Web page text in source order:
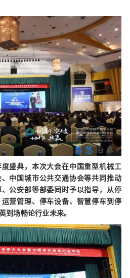
盛典，本次大会在中国重型机械工
中国城市公共交通协会等共同推动
公安部等部委同时予以指导，从停
营管理、停车设备、智慧停车到停
到场畅论行业未来。